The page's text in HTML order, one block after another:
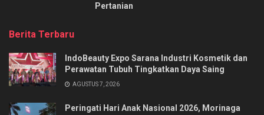
Pertanian
Berita Terbaru
IndoBeauty Expo Sarana Industri Kosmetik dan
Perawatan Tubuh Tingkatkan Daya Saing
AGUSTUS 7, 2026
Peringati Hari Anak Nasional 2026, Morinaga